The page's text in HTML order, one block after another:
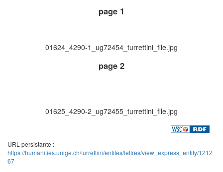
page 1
01624_4290-1_ug72454_turrettini_file.jpg
page 2
01625_4290-2_ug72455_turrettini_file.jpg
URL persistante :
https://humanities.unige.ch/turrettini/entites/lettres/view_express_entity/1212
67